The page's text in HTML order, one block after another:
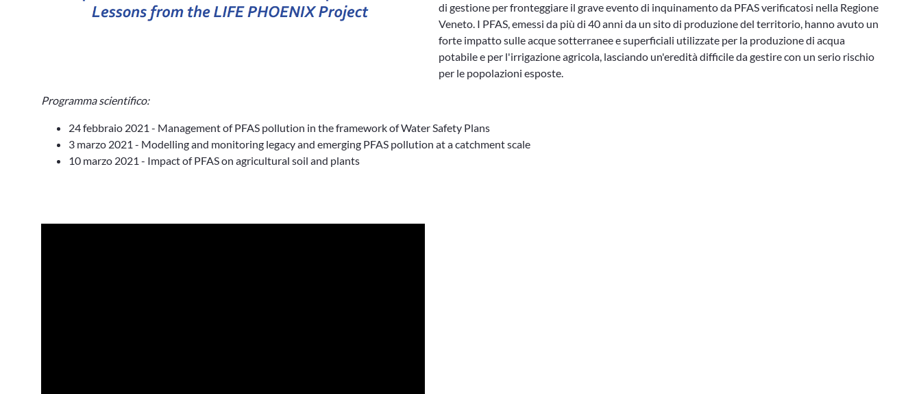
di gestione per fronteggiare il grave evento di inquinamento da PFAS verificatosi nella Regione
Veneto. I PFAS, emessi da più di 40 anni da un sito di produzione del territorio, hanno avuto un
forte impatto sulle acque sotterranee e superficiali utilizzate per la produzione di acqua
potabile e per l'irrigazione agricola, lasciando un'eredità difficile da gestire con un serio rischio
per le popolazioni esposte.
Programma scientifico:
24 febbraio 2021 - Management of PFAS pollution in the framework of Water Safety Plans
3 marzo 2021 - Modelling and monitoring legacy and emerging PFAS pollution at a catchment scale
10 marzo 2021 - Impact of PFAS on agricultural soil and plants